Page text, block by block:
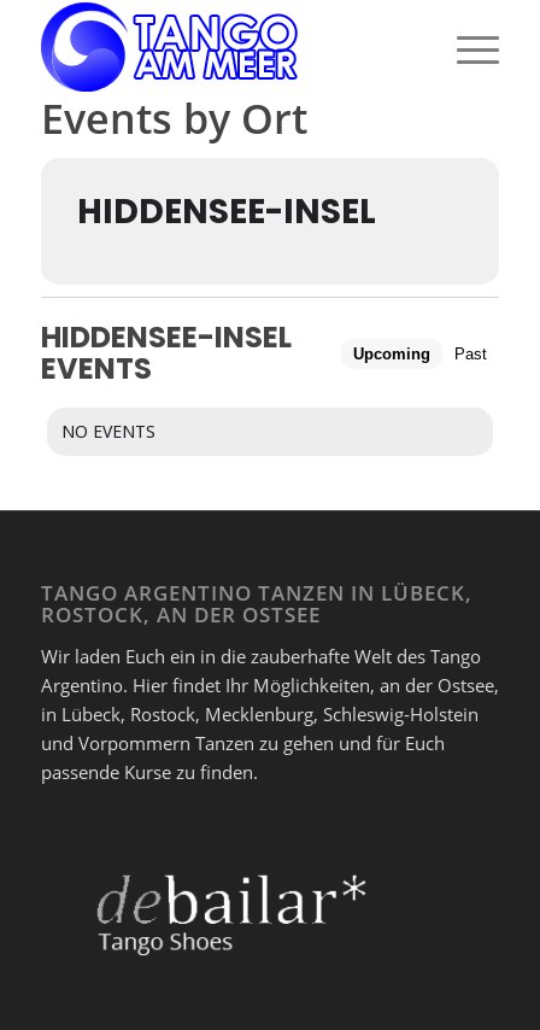
Events by Ort
HIDDENSEE-INSEL
HIDDENSEE-INSEL
EVENTS Upcoming Past
NO EVENTS
TANGO ARGENTINO TANZEN IN LÜBECK,
ROSTOCK, AN DER OSTSEE
Wir laden Euch ein in die zauberhafte Welt des Tango
Argentino. Hier findet Ihr Möglichkeiten, an der Ostsee,
in Lübeck, Rostock, Mecklenburg, Schleswig-Holstein
und Vorpommern Tanzen zu gehen und für Euch
passende Kurse zu finden.